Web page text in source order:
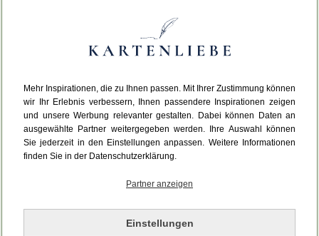
Mehr Inspirationen, die zu Ihnen passen. Mit Ihrer Zustimmung können
wir Ihr Erlebnis verbessern, Ihnen passendere Inspirationen zeigen
und unsere Werbung relevanter gestalten. Dabei können Daten an
ausgewählte Partner weitergegeben werden. Ihre Auswahl können
Sie jederzeit in den Einstellungen anpassen. Weitere Informationen
finden Sie in der Datenschutzerklärung.
Partner anzeigen
Einstellungen
Da ist etwas schiefgelaufen.
Leider ist ein technischer Fehler aufgetreten.
Bitte laden Sie die Seite neu.